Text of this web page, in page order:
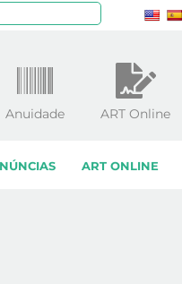
ART ONLINE
Anuidade ART Online